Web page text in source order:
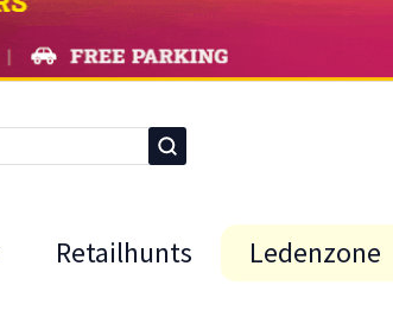
Retailhunts Ledenzone